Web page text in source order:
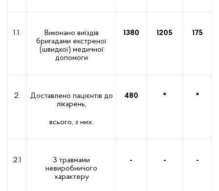
1.1.
Виконано виїздів
бригадами екстреної
(швидкої) медичної
допомоги
1380 1205 175
2.
Доставлено пацієнтів до
лікарень,
всього, з них:
480 * *
2.1
З травмами
невиробничого
характеру
- - -